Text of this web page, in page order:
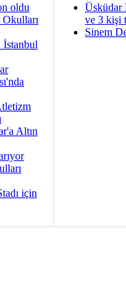
oldu
İstanbul
Altın
için
Üsküdar
ve 3 kişi
Sinem